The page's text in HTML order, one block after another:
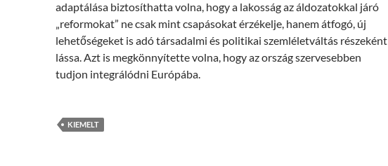
adaptálása biztosíthatta volna, hogy a lakosság az áldozatokkal járó
„reformokat” ne csak mint csapásokat érzékelje, hanem átfogó, új
lehetőségeket is adó társadalmi és politikai szemléletváltás részeként
lássa. Azt is megkönnyítette volna, hogy az ország szervesebben
tudjon integrálódni Európába.
KIEMELT